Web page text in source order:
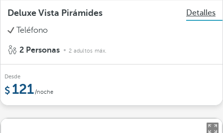
Deluxe Vista Pirámides
Detalles
Teléfono
2 Personas 2 adultos máx.
Desde
121/noche